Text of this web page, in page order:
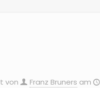
von Franz Bruners am